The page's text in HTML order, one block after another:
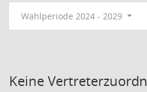
Wahlperiode 2024 - 2029
Keine